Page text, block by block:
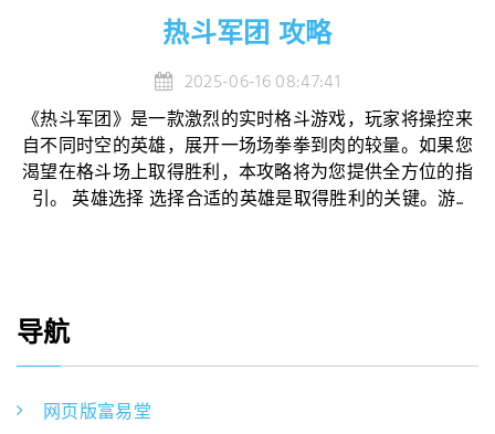
热斗军团 攻略
2025-06-16 08:47:41
《热斗军团》是一款激烈的实时格斗游戏，玩家将操控来
自不同时空的英雄，展开一场场拳拳到肉的较量。如果您
渴望在格斗场上取得胜利，本攻略将为您提供全方位的指
引。 英雄选择 选择合适的英雄是取得胜利的关键。游...
导航
网页版富易堂